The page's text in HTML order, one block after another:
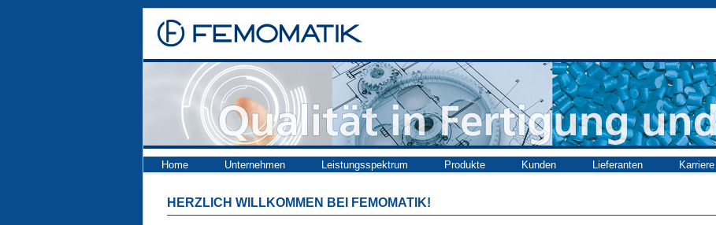
Home Unternehmen Leistungsspektrum Produkte Kunden Lieferanten Karriere
HERZLICH WILLKOMMEN BEI FEMOMATIK!